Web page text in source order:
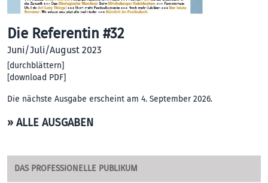
Die Referentin #32
Juni/Juli/August 2023
[durchblättern]
[download PDF]
Die nächste Ausgabe erscheint am 4. September 2026.
» ALLE AUSGABEN
DAS PROFESSIONELLE PUBLIKUM